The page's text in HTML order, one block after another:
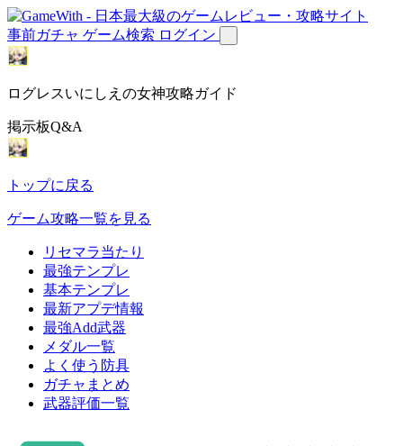
事前ガチャ ゲーム検索 ログイン
ログレスいにしえの女神攻略ガイド
掲示板Q&A
トップに戻る
ゲーム攻略一覧を見る
リセマラ当たり
最強テンプレ
基本テンプレ
最新アプデ情報
最強Add武器
メダル一覧
よく使う防具
ガチャまとめ
武器評価一覧